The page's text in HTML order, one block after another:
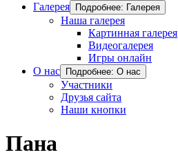
Галерея
Подробнее: Галерея
Наша галерея
Картинная галерея
Видеогалерея
Игры онлайн
О нас
Подробнее: О нас
Участники
Друзья сайта
Наши кнопки
Пана